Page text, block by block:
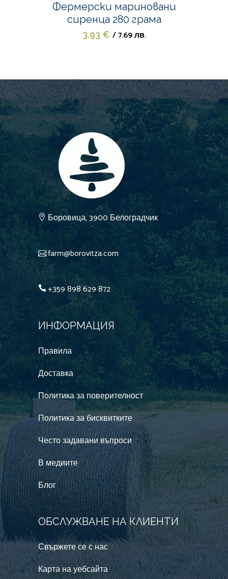
Фермерски мариновани
сиренца 280 грама
3.93 € / 7.69 лв.
Боровица, 3900 Белоградчик
farm@borovitza.com
+359 898 629 872
ИНФОРМАЦИЯ
Правила
Доставка
Политика за поверителност
Политика за бисквитките
Често задавани въпроси
В медиите
Блог
ОБСЛУЖВАНЕ НА КЛИЕНТИ
Свържете се с нас
Карта на уебсайта